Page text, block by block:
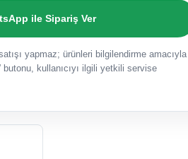
ile Sipariş Ver
yapmaz; ürünleri bilgilendirme amacıyla
butonu, kullanıcıyı ilgili yetkili servise